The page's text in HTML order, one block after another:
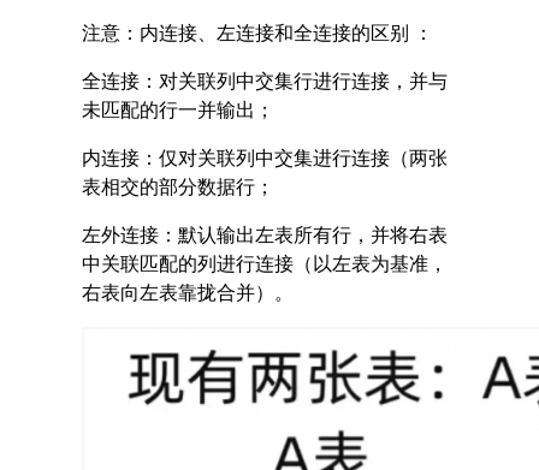
注意：内连接、左连接和全连接的区别 ：
全连接：对关联列中交集行进行连接，并与
未匹配的行一并输出；
内连接：仅对关联列中交集进行连接（两张
表相交的部分数据行；
左外连接：默认输出左表所有行，并将右表
中关联匹配的列进行连接（以左表为基准，
右表向左表靠拢合并）。